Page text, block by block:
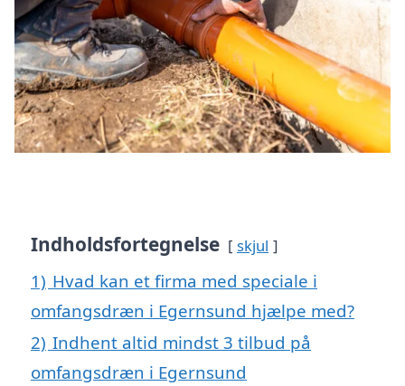
Indholdsfortegnelse skjul
1) Hvad kan et firma med speciale i
omfangsdræn i Egernsund hjælpe med?
2) Indhent altid mindst 3 tilbud på
omfangsdræn i Egernsund